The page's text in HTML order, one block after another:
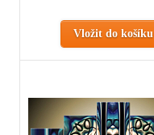
Vložit do košíku